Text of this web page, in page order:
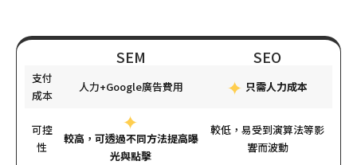
SEM SEO
支付
成本
人力+Google廣告費用 只需人力成本
可控
性
較高，可透過不同方法提高曝
光與點擊
較低，易受到演算法等影
響而波動